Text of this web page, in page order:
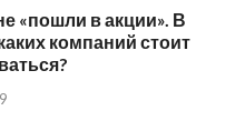
«пошли в акции». В
компаний стоит